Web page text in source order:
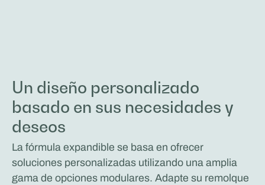
Un diseño personalizado
basado en sus necesidades y
deseos
La fórmula expandible se basa en ofrecer
soluciones personalizadas utilizando una amplia
gama de opciones modulares. Adapte su remolque